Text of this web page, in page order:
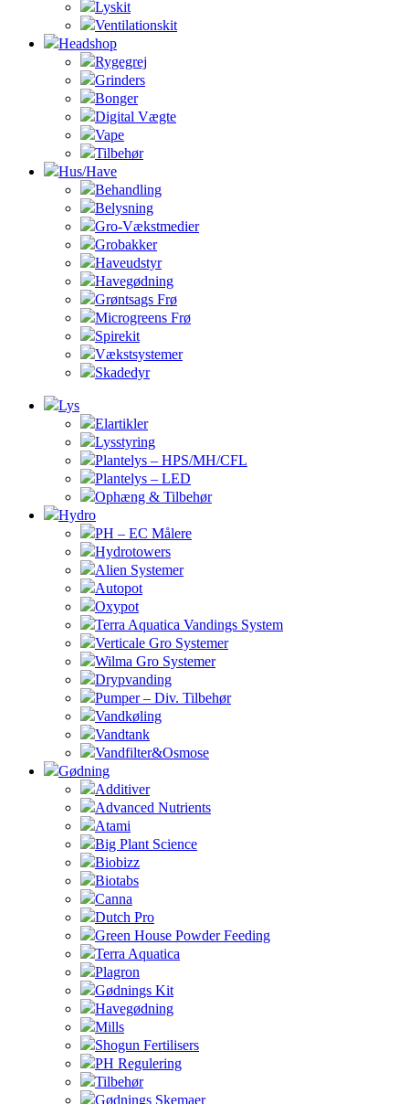
Lyskit
Ventilationskit
Headshop
Rygegrej
Grinders
Bonger
Digital Vægte
Vape
Tilbehør
Hus/Have
Behandling
Belysning
Gro-Vækstmedier
Grobakker
Haveudstyr
Havegødning
Grøntsags Frø
Microgreens Frø
Spirekit
Vækstsystemer
Skadedyr
Lys
Elartikler
Lysstyring
Plantelys – HPS/MH/CFL
Plantelys – LED
Ophæng & Tilbehør
Hydro
PH – EC Målere
Hydrotowers
Alien Systemer
Autopot
Oxypot
Terra Aquatica Vandings System
Verticale Gro Systemer
Wilma Gro Systemer
Drypvanding
Pumper – Div. Tilbehør
Vandkøling
Vandtank
Vandfilter&Osmose
Gødning
Additiver
Advanced Nutrients
Atami
Big Plant Science
Biobizz
Biotabs
Canna
Dutch Pro
Green House Powder Feeding
Terra Aquatica
Plagron
Gødnings Kit
Havegødning
Mills
Shogun Fertilisers
PH Regulering
Tilbehør
Gødnings Skemaer